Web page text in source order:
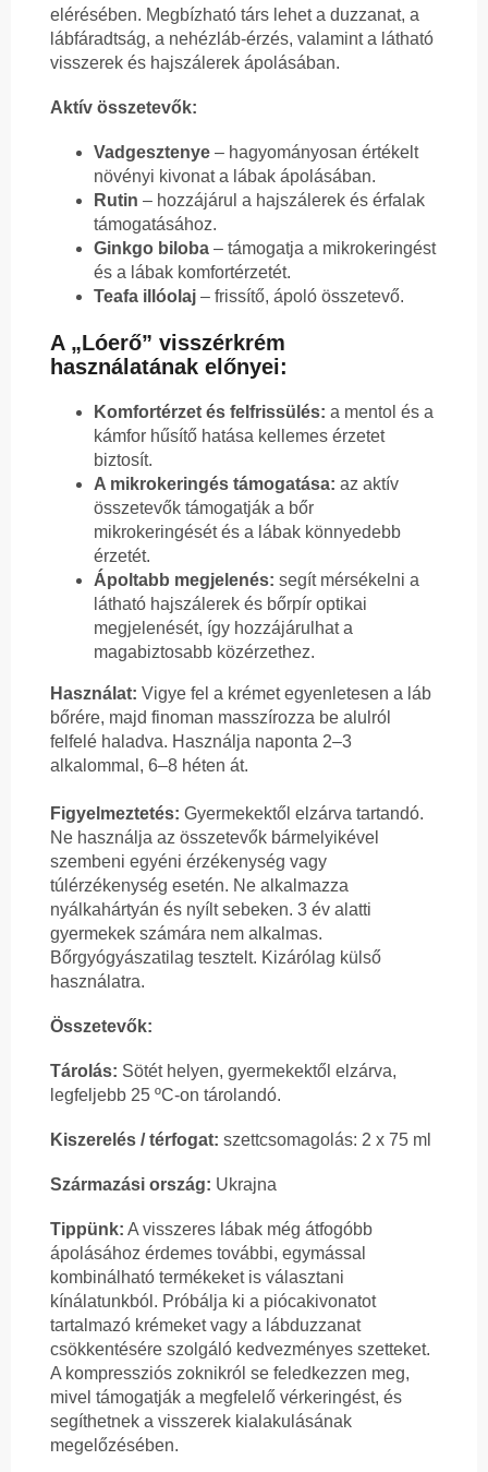
elérésében. Megbízható társ lehet a duzzanat, a
lábfáradtság, a nehézláb-érzés, valamint a látható
visszerek és hajszálerek ápolásában.
Aktív összetevők:
Vadgesztenye – hagyományosan értékelt
növényi kivonat a lábak ápolásában.
Rutin – hozzájárul a hajszálerek és érfalak
támogatásához.
Ginkgo biloba – támogatja a mikrokeringést
és a lábak komfortérzetét.
Teafa illóolaj – frissítő, ápoló összetevő.
A „Lóerő” visszérkrém
használatának előnyei:
Komfortérzet és felfrissülés: a mentol és a
kámfor hűsítő hatása kellemes érzetet
biztosít.
A mikrokeringés támogatása: az aktív
összetevők támogatják a bőr
mikrokeringését és a lábak könnyedebb
érzetét.
Ápoltabb megjelenés: segít mérsékelni a
látható hajszálerek és bőrpír optikai
megjelenését, így hozzájárulhat a
magabiztosabb közérzethez.
Használat: Vigye fel a krémet egyenletesen a láb
bőrére, majd finoman masszírozza be alulról
felfelé haladva. Használja naponta 2–3
alkalommal, 6–8 héten át.
Figyelmeztetés: Gyermekektől elzárva tartandó.
Ne használja az összetevők bármelyikével
szembeni egyéni érzékenység vagy
túlérzékenység esetén. Ne alkalmazza
nyálkahártyán és nyílt sebeken. 3 év alatti
gyermekek számára nem alkalmas.
Bőrgyógyászatilag tesztelt. Kizárólag külső
használatra.
Összetevők:
Tárolás: Sötét helyen, gyermekektől elzárva,
legfeljebb 25 ºC-on tárolandó.
Kiszerelés / térfogat: szettcsomagolás: 2 x 75 ml
Származási ország: Ukrajna
Tippünk: A visszeres lábak még átfogóbb
ápolásához érdemes további, egymással
kombinálható termékeket is választani
kínálatunkból. Próbálja ki a piócakivonatot
tartalmazó krémeket vagy a lábduzzanat
csökkentésére szolgáló kedvezményes szetteket.
A kompressziós zoknikról se feledkezzen meg,
mivel támogatják a megfelelő vérkeringést, és
segíthetnek a visszerek kialakulásának
megelőzésében.